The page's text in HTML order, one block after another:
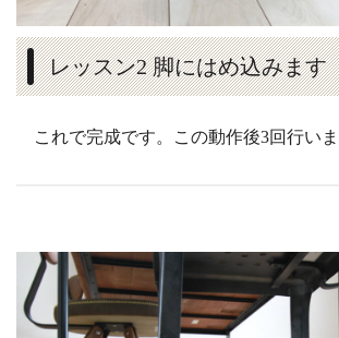
レッスン2 脚にはめ込みます
これで完成です。この動作後3回行いま